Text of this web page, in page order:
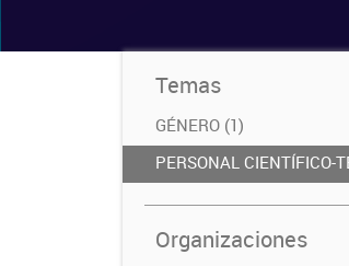
Temas
GÉNERO (1)
PERSONAL CIENTÍFICO-
Organizaciones